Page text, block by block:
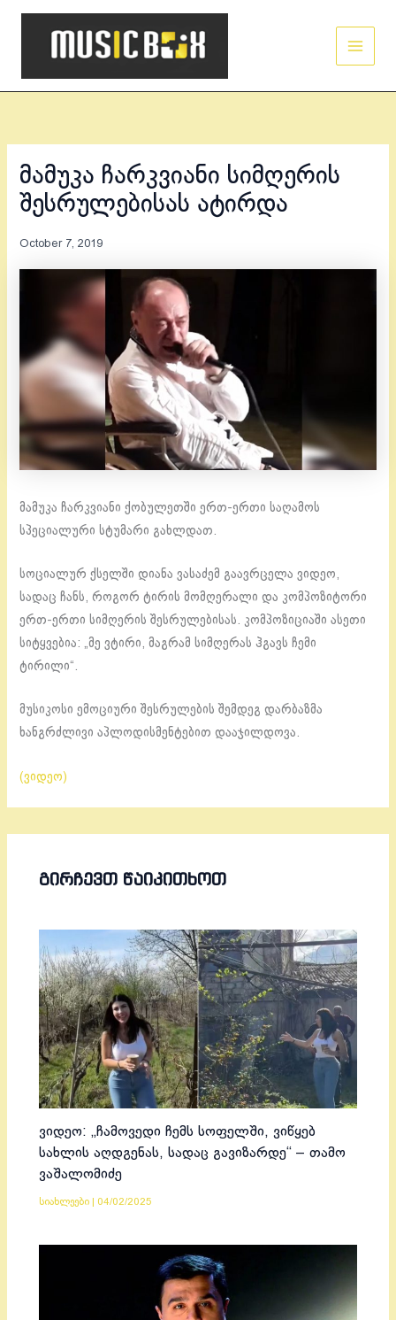
Skip
მამუკა ჩარკვიანი სიმღერის
შესრულებისას ატირდა
October 7, 2019
მამუკა ჩარკვიანი ქობულეთში ერთ-ერთი საღამოს
სპეციალური სტუმარი გახლდათ.
სოციალურ ქსელში დიანა ვასაძემ გაავრცელა ვიდეო,
სადაც ჩანს, როგორ ტირის მომღერალი და კომპოზიტორი
ერთ-ერთი სიმღერის შესრულებისას. კომპოზიციაში ასეთი
სიტყვებია: „მე ვტირი, მაგრამ სიმღერას ჰგავს ჩემი
ტირილი“.
მუსიკოსი ემოციური შესრულების შემდეგ დარბაზმა
ხანგრძლივი აპლოდისმენტებით დააჯილდოვა.
(ვიდეო)
ᲒᲘᲠᲩᲔᲕᲗ ᲬᲐᲘᲙᲘᲗᲮᲝᲗ
ვიდეო: „ჩამოვედი ჩემს სოფელში, ვიწყებ
სახლის აღდგენას, სადაც გავიზარდე“ – თამო
ვაშალომიძე
სიახლეები 04/02/2025